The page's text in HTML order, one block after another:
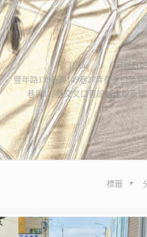
Home
阿龍日記
豐年路139巷與149巷27弄交叉口及豐
巷與125巷交叉口畫設減速線及
標籤